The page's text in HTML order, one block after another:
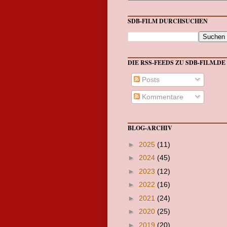
SDB-FILM DURCHSUCHEN
DIE RSS-FEEDS ZU SDB-FILM.DE
Posts
Kommentare
BLOG-ARCHIV
► 2025 (11)
► 2024 (45)
► 2023 (12)
► 2022 (16)
► 2021 (24)
► 2020 (25)
► 2019 (20)